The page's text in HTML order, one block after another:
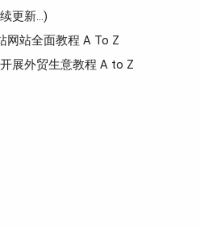
更新…)
网站全面教程 A To Z
展外贸生意教程 A to Z